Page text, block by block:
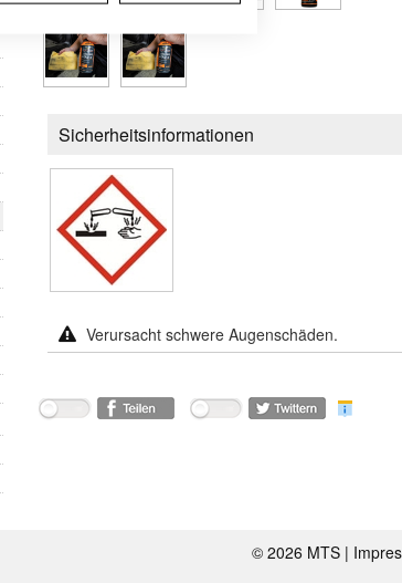
Sicherheitsinformationen
Verursacht schwere Augenschäden.
© 2026 MTS |